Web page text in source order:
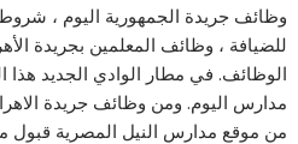
وظائف جريدة الجمهورية اليوم ،
للضيافة ، وظائف المعلمين بجريدة
الوظائف. في مطار الوادي الجديد هذا
مدارس اليوم. ومن وظائف جريدة
من موقع مدارس النيل المصرية